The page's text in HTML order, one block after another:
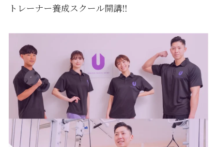
トレーナー養成スクール開講‼